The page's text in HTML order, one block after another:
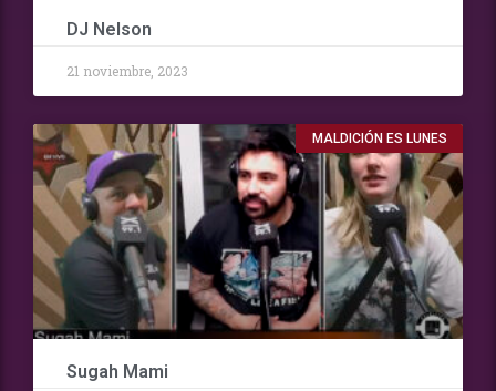
DJ Nelson
21 noviembre, 2023
MALDICIÓN ES LUNES
Sugah Mami